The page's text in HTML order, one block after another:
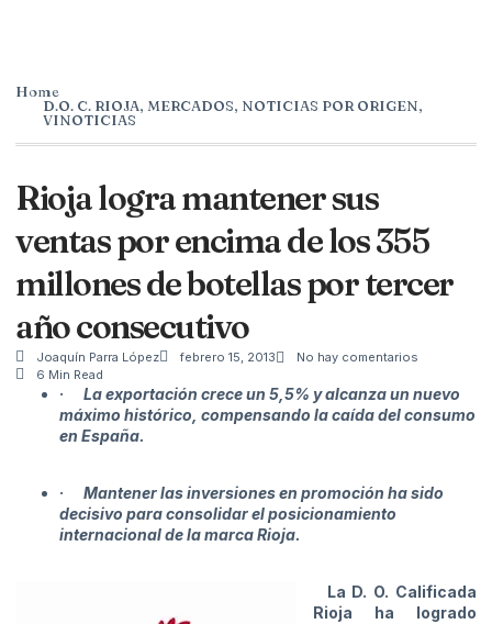
Home
D.O. C. RIOJA, MERCADOS, NOTICIAS POR ORIGEN,
VINOTICIAS
Rioja logra mantener sus
ventas por encima de los 355
millones de botellas por tercer
año consecutivo
Joaquín Parra López febrero 15, 2013
No hay comentarios
6 Min Read
·
La exportación crece un 5,5% y alcanza un nuevo
máximo histórico, compensando la caída del consumo
en España.
·
Mantener las inversiones en promoción ha sido
decisivo para consolidar el posicionamiento
internacional de la marca Rioja.
La D. O. Calificada
Rioja ha logrado